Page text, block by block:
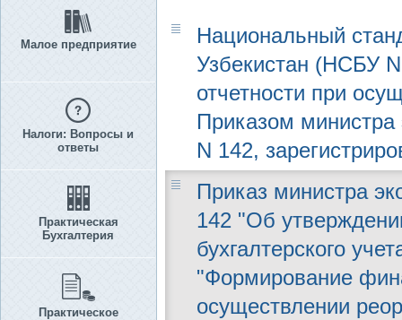
Малое предприятие
Налоги: Вопросы и
ответы
Практическая
Бухгалтерия
Практическое
Национальный
Узбекистан (НСБУ
отчетности при
Приказом министра
N 142,
Приказ министра
142 "Об
бухгалтерского
"Формирование
осуществлении